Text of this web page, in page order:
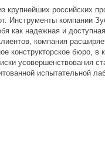
крупнейших российских
Инструменты компании
как надежная и
компания
конструкторское бюро,
усовершенствования
испытательной